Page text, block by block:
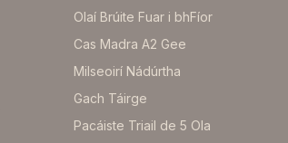
Olaí Brúite Fuar i bhFíor
Cas Madra A2 Gee
Milseoirí Nádúrtha
Gach Táirge
Pacáiste Triail de 5 Ola
Português